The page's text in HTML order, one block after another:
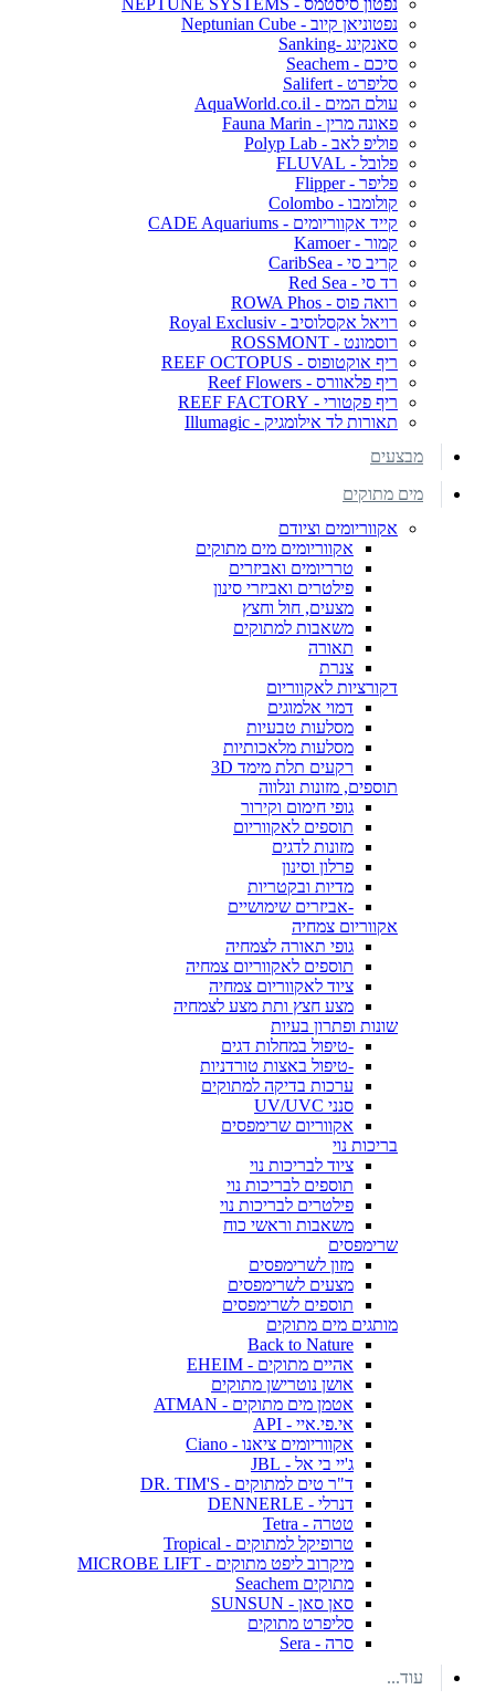
נפטוניאן קיוב - Neptunian Cube
סאנקינג -Sanking
סיכם - Seachem
סליפרט - Salifert
עולם המים - AquaWorld.co.il
פאונה מרין - Fauna Marin
פוליפ לאב - Polyp Lab
פלובל - FLUVAL
פליפר - Flipper
קולומבו - Colombo
קייד אקווריומים - CADE Aquariums
קמור - Kamoer
קריב סי - CaribSea
רד סי - Red Sea
רואה פוס - ROWA Phos
רויאל אקסלוסיב - Royal Exclusiv
רוסמונט - ROSSMONT
ריף אוקטופוס - REEF OCTOPUS
ריף פלאוורס - Reef Flowers
ריף פקטורי - REEF FACTORY
תאורות לד אילומגיק - Illumagic
מבצעים
מים מתוקים
אקווריומים וציודם
אקווריומים מים מתוקים
טרריומים ואביזרים
פילטרים ואביזרי סינון
מצעים, חול וחצץ
משאבות למתוקים
תאורה
צנרת
דקורציות לאקווריום
דמוי אלמוגים
מסלעות טבעיות
מסלעות מלאכותיות
רקעים תלת מימד 3D
תוספים, מזונות ונלווה
גופי חימום וקירור
תוספים לאקווריום
מזונות לדגים
פרלון וסינון
מדיות ובקטריות
-אביזרים שימושיים
אקווריום צמחיה
גופי תאורה לצמחיה
תוספים לאקווריום צמחיה
ציוד לאקווריום צמחיה
מצע חצץ ותת מצע לצמחיה
שונות ופתרון בעיות
-טיפול במחלות דגים
-טיפול באצות טורדניות
ערכות בדיקה למתוקים
סנני UV/UVC
אקווריום שרימפסים
בריכות נוי
ציוד לבריכות נוי
תוספים לבריכות נוי
פילטרים לבריכות נוי
משאבות וראשי כוח
שרימפסים
מזון לשרימפסים
מצעים לשרימפסים
תוספים לשרימפסים
מותגים מים מתוקים
Back to Nature
אהיים מתוקים - EHEIM
אושן נוטרישן מתוקים
אטמן מים מתוקים - ATMAN
אי.פי.איי - API
אקווריומים ציאנו - Ciano
ג'יי בי אל - JBL
ד"ר טים למתוקים - DR. TIM'S
דנרלי - DENNERLE
טטרה - Tetra
טרופיקל למתוקים - Tropical
מיקרוב ליפט מתוקים - MICROBE LIFT
מתוקים Seachem
סאן סאן - SUNSUN
סליפרט מתוקים
סרה - Sera
עוד...